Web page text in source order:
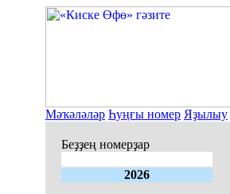
Мәҡәләләр Һуңғы номер Яҙылыу
Беҙҙең номерҙар
2026